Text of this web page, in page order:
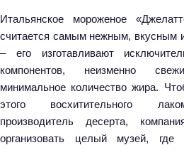
Итальянское мороженое
считается самым нежным, вкусным
– его изготавливают
компонентов, неизменно
минимальное количество жира.
этого восхитительного
производитель десерта,
организовать целый музей,